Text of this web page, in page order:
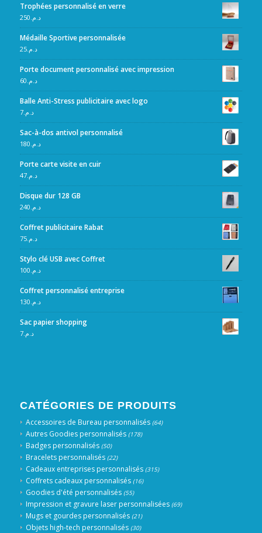
Trophées personnalisé en verre
د.م. 250
Médaille Sportive personnalisée
د.م.25
Porte document personnalisé avec impression
د.م. 60
Balle Anti-Stress publicitaire avec logo
د.م.7
Sac-à-dos antivol personnalisé
د.م. 180
Porte carte visite en cuir
د.م.47
Disque dur 128 GB
د.م. 240
Coffret publicitaire Rabat
د.م.75
Stylo clé USB avec Coffret
د.م. 100
Coffret personnalisé entreprise
د.م. 130
Sac papier shopping
د.م.7
CATÉGORIES DE PRODUITS
Accessoires de Bureau personnalisés (64)
Autres Goodies personnalisés (178)
Badges personnalisés (50)
Bracelets personnalisés (22)
Cadeaux entreprises personnalisés (315)
Coffrets cadeaux personnalisés (16)
Goodies d'été personnalisés (55)
Impression et gravure laser personnalisées (69)
Mugs et gourdes personnalisés (21)
Objets high-tech personnalisés (30)